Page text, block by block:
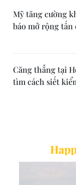
Mỹ tăng cường
báo mở rộng tấn
Căng thẳng tại
tìm cách siết